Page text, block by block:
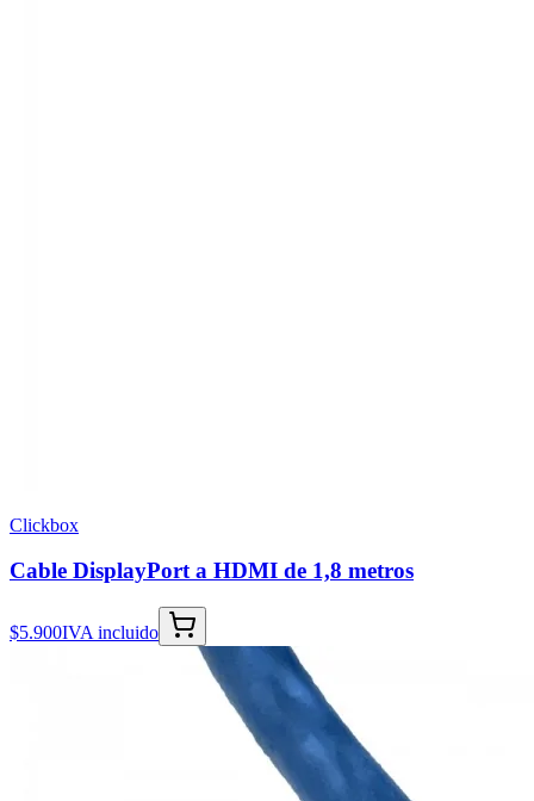
Clickbox
Cable DisplayPort a HDMI de 1,8 metros
$5.900IVA incluido